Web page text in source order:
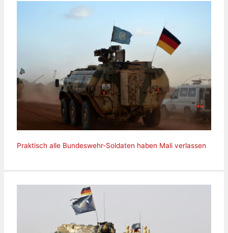
Praktisch alle Bundeswehr-Soldaten haben Mali verlassen